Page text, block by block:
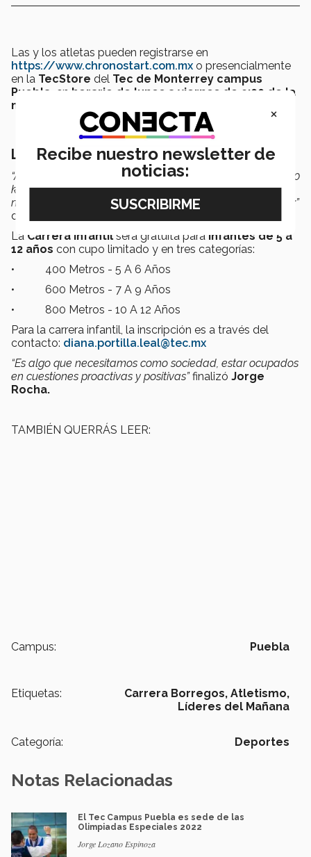
Las y los atletas pueden registrarse en
https://www.chronostart.com.mx o presencialmente
en la TecStore del Tec de Monterrey campus
Puebla,
en horario de lunes a viernes de 9:00 de la
mañana a 6:00 de la tarde.
Las niñas y niños también corren
“Algo importante es que al terminar los recorridos de 5 y 10
kilómetros se realizará un recorrido especial para niñas y
niños, que
consideramos que es un evento muy familiar”
detalló
La Carrera Infantil será gratuita para infantes de 5 a
12 años con cupo limitado y en tres categorías:
• 400 Metros - 5 A 6 Años
• 600 Metros - 7 A 9 Años
• 800 Metros - 10 A 12 Años
Para la carrera infantil, la inscripción es a través del
contacto: diana.portilla.leal@tec.mx
“Es algo que necesitamos como sociedad, estar ocupados
en cuestiones proactivas y positivas”finalizó Jorge
Rocha.
TAMBIÉN QUERRÁS LEER:
Campus: Puebla
Etiquetas: Carrera Borregos, Atletismo,
Líderes del Mañana
Categoría: Deportes
Notas Relacionadas
El Tec Campus Puebla es sede de las
Olimpiadas Especiales 2022
Jorge Lozano Espinoza
×
Recibe nuestro newsletter de
noticias: